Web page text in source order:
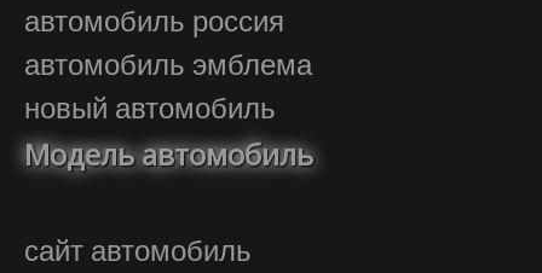
автомобиль россия
автомобиль эмблема
новый автомобиль
Модель автомобиль
сайт автомобиль